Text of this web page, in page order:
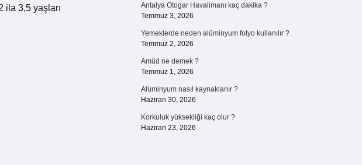
ila 3,5 yaşları
Antalya Otogar Havalimanı kaç dakika ?
Temmuz 3, 2026
Yemeklerde neden alüminyum folyo kullanılır ?
Temmuz 2, 2026
Amûd ne demek ?
Temmuz 1, 2026
Alüminyum nasıl kaynaklanır ?
Haziran 30, 2026
Korkuluk yüksekliği kaç olur ?
Haziran 23, 2026